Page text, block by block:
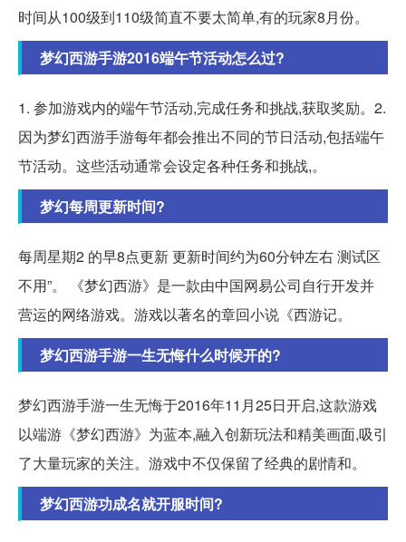
时间从100级到110级简直不要太简单,有的玩家8月份。
梦幻西游手游2016端午节活动怎么过?
1. 参加游戏内的端午节活动,完成任务和挑战,获取奖励。2.
因为梦幻西游手游每年都会推出不同的节日活动,包括端午
节活动。这些活动通常会设定各种任务和挑战,。
梦幻每周更新时间?
每周星期2 的早8点更新 更新时间约为60分钟左右 测试区
不用”。 《梦幻西游》是一款由中国网易公司自行开发并
营运的网络游戏。游戏以著名的章回小说《西游记。
梦幻西游手游一生无悔什么时候开的?
梦幻西游手游一生无悔于2016年11月25日开启,这款游戏
以端游《梦幻西游》为蓝本,融入创新玩法和精美画面,吸引
了大量玩家的关注。游戏中不仅保留了经典的剧情和。
梦幻西游功成名就开服时间?